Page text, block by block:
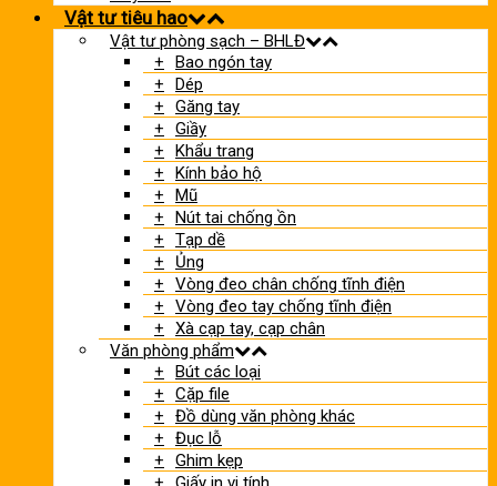
Vật tư tiêu hao
Vật tư phòng sạch – BHLĐ
Bao ngón tay
Dép
Găng tay
Giầy
Khẩu trang
Kính bảo hộ
Mũ
Nút tai chống ồn
Tạp dề
Ủng
Vòng đeo chân chống tĩnh điện
Vòng đeo tay chống tĩnh điện
Xà cạp tay, cạp chân
Văn phòng phẩm
Bút các loại
Cặp file
Đồ dùng văn phòng khác
Đục lỗ
Ghim kẹp